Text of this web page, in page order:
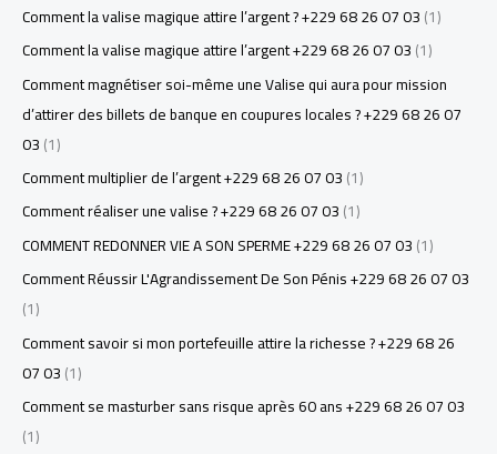
Comment la valise magique attire l’argent ? +229 68 26 07 03(1)
Comment la valise magique attire l’argent +229 68 26 07 03(1)
Comment magnétiser soi-même une Valise qui aura pour mission
d’attirer des billets de banque en coupures locales ? +229 68 26 07
03(1)
Comment multiplier de l’argent +229 68 26 07 03(1)
Comment réaliser une valise ? +229 68 26 07 03(1)
COMMENT REDONNER VIE A SON SPERME +229 68 26 07 03(1)
Comment Réussir L'Agrandissement De Son Pénis +229 68 26 07 03
(1)
Comment savoir si mon portefeuille attire la richesse ? +229 68 26
07 03(1)
Comment se masturber sans risque après 60 ans +229 68 26 07 03
(1)